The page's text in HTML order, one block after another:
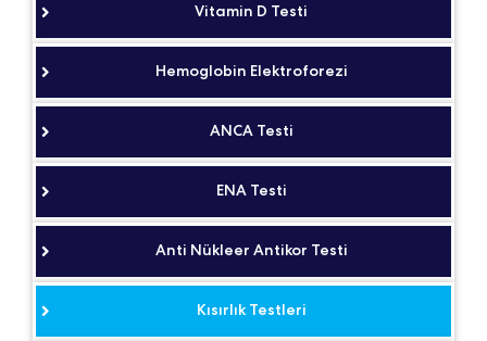
Vitamin D Testi
Hemoglobin Elektroforezi
ANCA Testi
ENA Testi
Anti Nükleer Antikor Testi
Kısırlık Testleri